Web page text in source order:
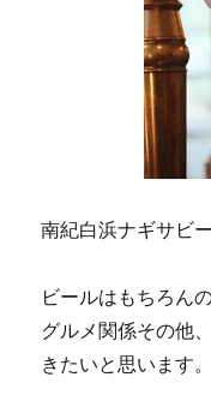
南紀白浜ナギサビ
ビールはもちろん
グルメ関係その他
きたいと思います。